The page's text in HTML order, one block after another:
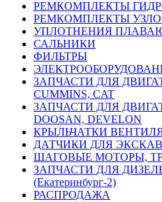
РЕМКОМПЛЕКТЫ
РЕМКОМПЛЕКТЫ
УПЛОТНЕНИЯ
САЛЬНИКИ
ФИЛЬТРЫ
ЗАПЧАСТИ ДЛЯ
CUMMINS, CAT
ЗАПЧАСТИ ДЛЯ
DOOSAN, DEVELON
КРЫЛЬЧАТКИ
ДАТЧИКИ ДЛЯ
ШАГОВЫЕ МОТОРЫ,
ЗАПЧАСТИ ДЛЯ
(Екатеринбург-2)
РАСПРОДАЖА